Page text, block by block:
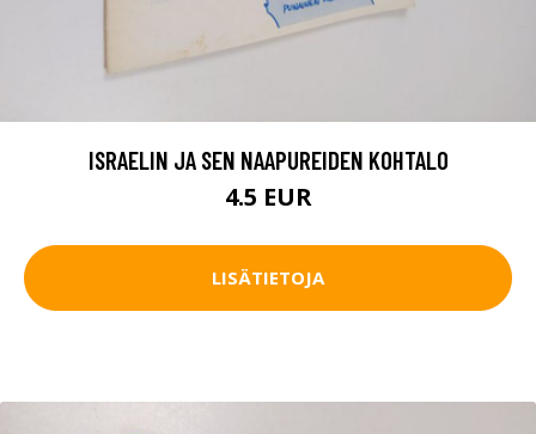
ISRAELIN JA SEN NAAPUREIDEN KOHTALO
4.5 EUR
LISÄTIETOJA